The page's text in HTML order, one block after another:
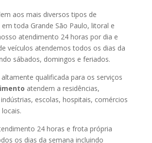
aos mais diversos tipos de
toda Grande São Paulo, litoral e
atendimento 24 horas por dia e
veículos atendemos todos os dias da
sábados, domingos e feriados.
qualificada para os serviços
atendem a residências,
escolas, hospitais, comércios
24 horas e frota própria
os dias da semana incluindo